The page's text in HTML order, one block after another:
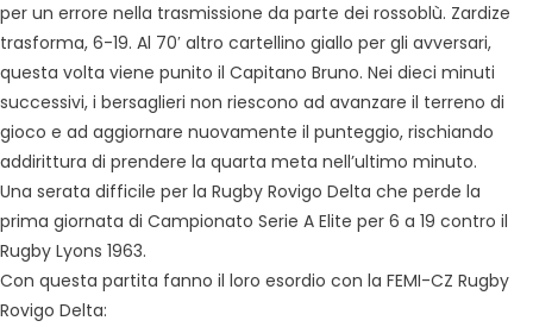
per un errore nella trasmissione da parte dei rossoblù. Zardize
trasforma, 6-19. Al 70′ altro cartellino giallo per gli avversari,
questa volta viene punito il Capitano Bruno. Nei dieci minuti
successivi, i bersaglieri non riescono ad avanzare il terreno di
gioco e ad aggiornare nuovamente il punteggio, rischiando
addirittura di prendere la quarta meta nell’ultimo minuto.
Una serata difficile per la Rugby Rovigo Delta che perde la
prima giornata di Campionato Serie A Elite per 6 a 19 contro il
Rugby Lyons 1963.
Con questa partita fanno il loro esordio con la FEMI-CZ Rugby
Rovigo Delta: